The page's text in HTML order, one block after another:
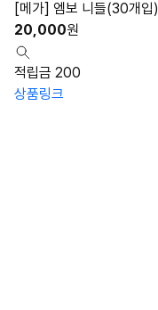
[메가] 엠보 니들(30개입)
20,000원
적립금 200
상품링크